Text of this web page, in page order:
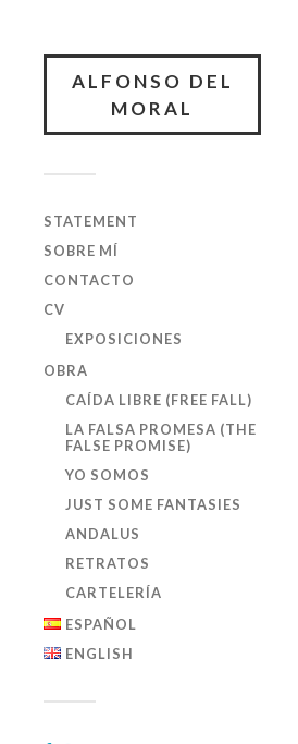
ALFONSO DEL
MORAL
STATEMENT
SOBRE MÍ
CONTACTO
CV
EXPOSICIONES
OBRA
CAÍDA LIBRE (FREE FALL)
LA FALSA PROMESA (THE
FALSE PROMISE)
YO SOMOS
JUST SOME FANTASIES
ANDALUS
RETRATOS
CARTELERÍA
ESPAÑOL
ENGLISH